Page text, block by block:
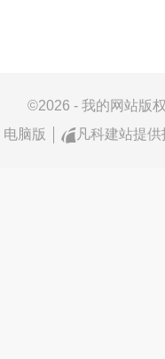
©2026 - 我的网站版
电脑版
凡科建站提